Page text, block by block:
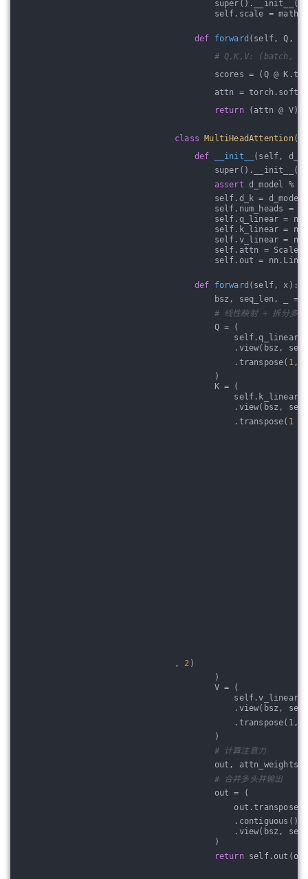
super().__init__()
self.scale =
def forward (self, Q,
# Q,K,V: (batch,
scores = (Q @
attn =
return (attn @
class MultiHeadAttention
def
__init__
(self,
super().__init__()
assert d_model %
self.d_k = d_model //
self.num_heads =
self.q_linear =
self.k_linear =
self.v_linear =
self.attn =
self.out =
def forward (self, x) :
bsz, seq_len, _ =
# 线性映射 + 拆分多头
Q = (
.view(bsz, seq_len,
.transpose( 1,
)
K = (
.view(bsz, seq_len,
.transpose( 1
, 2 )
)
V = (
.view(bsz, seq_len,
.transpose( 1,
)
# 计算注意力
out, attn_weights =
# 合并多头并输出
out = (
out.transpose(
.contiguous()
.view(bsz, seq_len,
)
return